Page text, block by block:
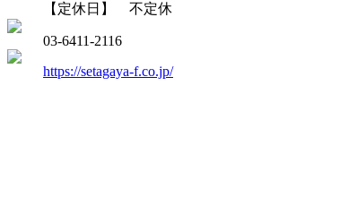
【定休日】 不定休
03-6411-2116
https://setagaya-f.co.jp/